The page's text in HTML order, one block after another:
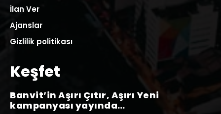
İlan Ver
Ajanslar
Gizlilik politikası
Keşfet
Banvit’in Aşırı Çıtır, Aşırı Yeni
kampanyası yayında…